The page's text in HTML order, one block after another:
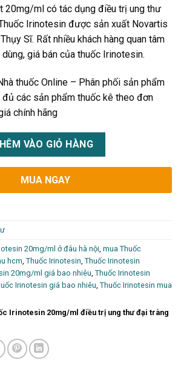
20mg/ml có tác dụng điều trị ung thư
Irinotesin được sản xuất Novartis
Sĩ. Rất nhiều khách hàng quan tâm
giá bán của thuốc Irinotesin.
thuốc Online – Phân phối sản phẩm
các sản phẩm thuốc kê theo đơn
chính hãng
ml điều trị ung thư đại tràng giá bao
VÀO GIỎ HÀNG
MUA NGAY
20mg/ml ở đâu hà nội, mua Thuốc
hcm, Thuốc Irinotesin, Thuốc Irinotesin
20mg/ml giá bao nhiêu, Thuốc Irinotesin
Irinotesin giá bao nhiêu, Thuốc Irinotesin mua
Irinotesin 20mg/ml điều trị ung thư đại tràng